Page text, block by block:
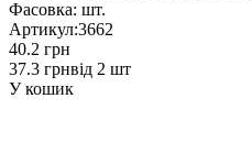
Фасовка: шт.
Артикул:3662
40.2 грн
37.3 грнвід 2 шт
У кошик